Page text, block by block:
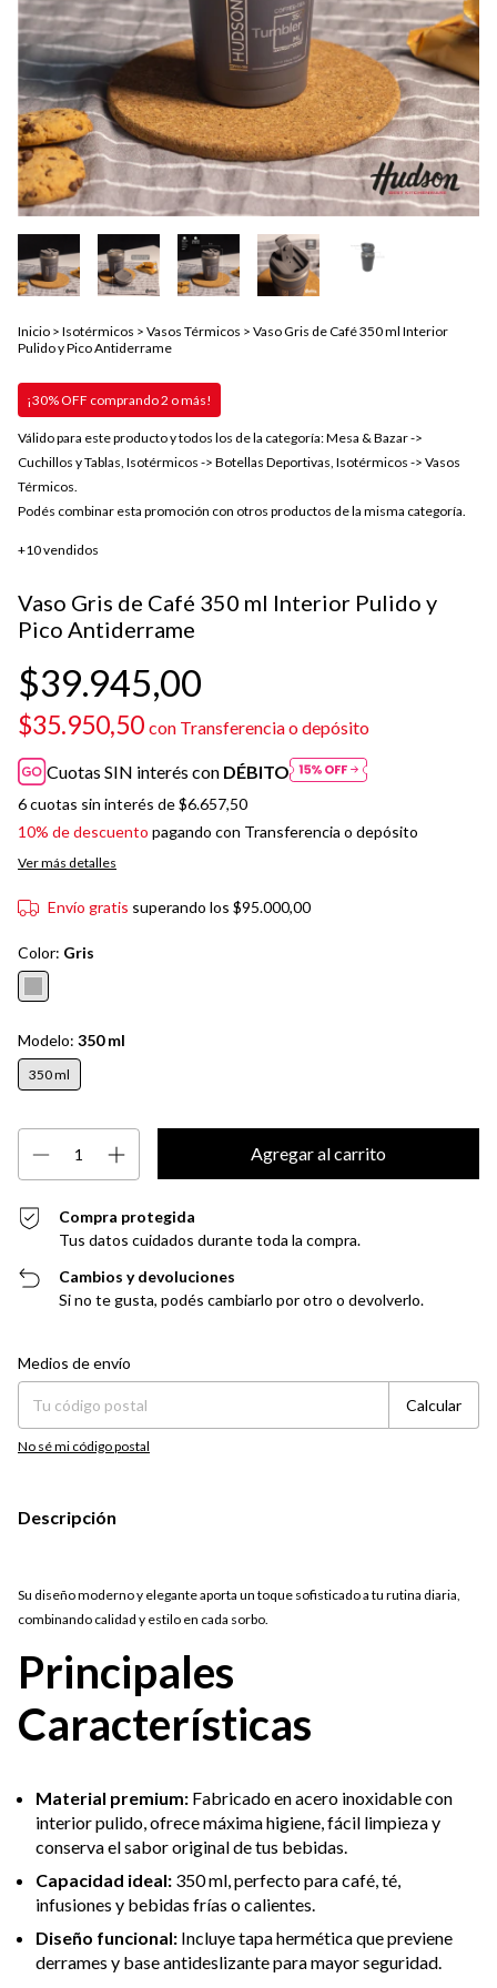
Inicio > Isotérmicos > Vasos Térmicos > Vaso Gris de Café 350 ml Interior
Pulido y Pico Antiderrame
¡30% OFF comprando 2 o más!
Válido para este producto y todos los de la categoría: Mesa & Bazar ->
Cuchillos y Tablas, Isotérmicos -> Botellas Deportivas, Isotérmicos -> Vasos
Térmicos.
Podés combinar esta promoción con otros productos de la misma categoría.
+10 vendidos
Vaso Gris de Café 350 ml Interior Pulido y
Pico Antiderrame
$39.945,00
$35.950,50 con Transferencia o depósito
Cuotas SIN interés con DÉBITO
6cuotas sin interés de$6.657,50
10% de descuento pagando con Transferencia o depósito
Ver más detalles
Envío gratis superando los $95.000,00
Color: Gris
Modelo: 350 ml
350 ml
Compra protegida
Tus datos cuidados durante toda la compra.
Cambios y devoluciones
Si no te gusta, podés cambiarlo por otro o devolverlo.
Entregas para el CP:
Medios de envío
Calcular
No sé mi código postal
Descripción
Su diseño moderno y elegante aporta un toque sofisticado a tu rutina diaria,
combinando calidad y estilo en cada sorbo.
Principales
Características
Material premium: Fabricado en acero inoxidable con
interior pulido, ofrece máxima higiene, fácil limpieza y
conserva el sabor original de tus bebidas.
Capacidad ideal: 350 ml, perfecto para café, té,
infusiones y bebidas frías o calientes.
Diseño funcional: Incluye tapa hermética que previene
derrames y base antideslizante para mayor seguridad.